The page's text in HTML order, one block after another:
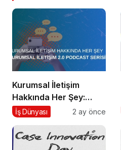
Kurumsal İletişim
Hakkında Her Şey:
Kurumsal İletişim 2.0
İş Dünyası 2 ay önce